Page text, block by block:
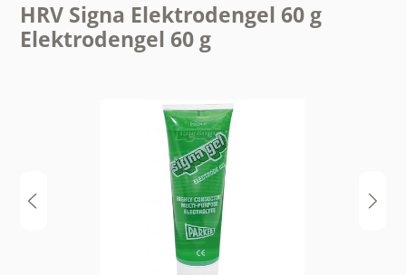
HRV Signa Elektrodengel 60 g
Elektrodengel 60 g